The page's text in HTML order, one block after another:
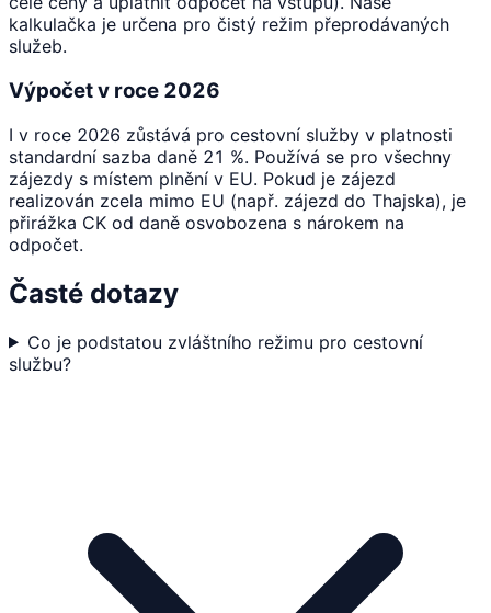
kalkulačka je určena pro čistý režim přeprodávaných
služeb.
Výpočet v roce 2026
I v roce 2026 zůstává pro cestovní služby v platnosti
standardní sazba daně 21 %. Používá se pro všechny
zájezdy s místem plnění v EU. Pokud je zájezd
realizován zcela mimo EU (např. zájezd do Thajska), je
přirážka CK od daně osvobozena s nárokem na
odpočet.
Časté dotazy
Co je podstatou zvláštního režimu pro cestovní
službu?